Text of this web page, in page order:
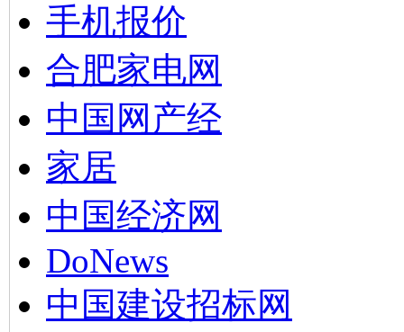
手机报价
合肥家电网
中国网产经
家居
中国经济网
DoNews
中国建设招标网